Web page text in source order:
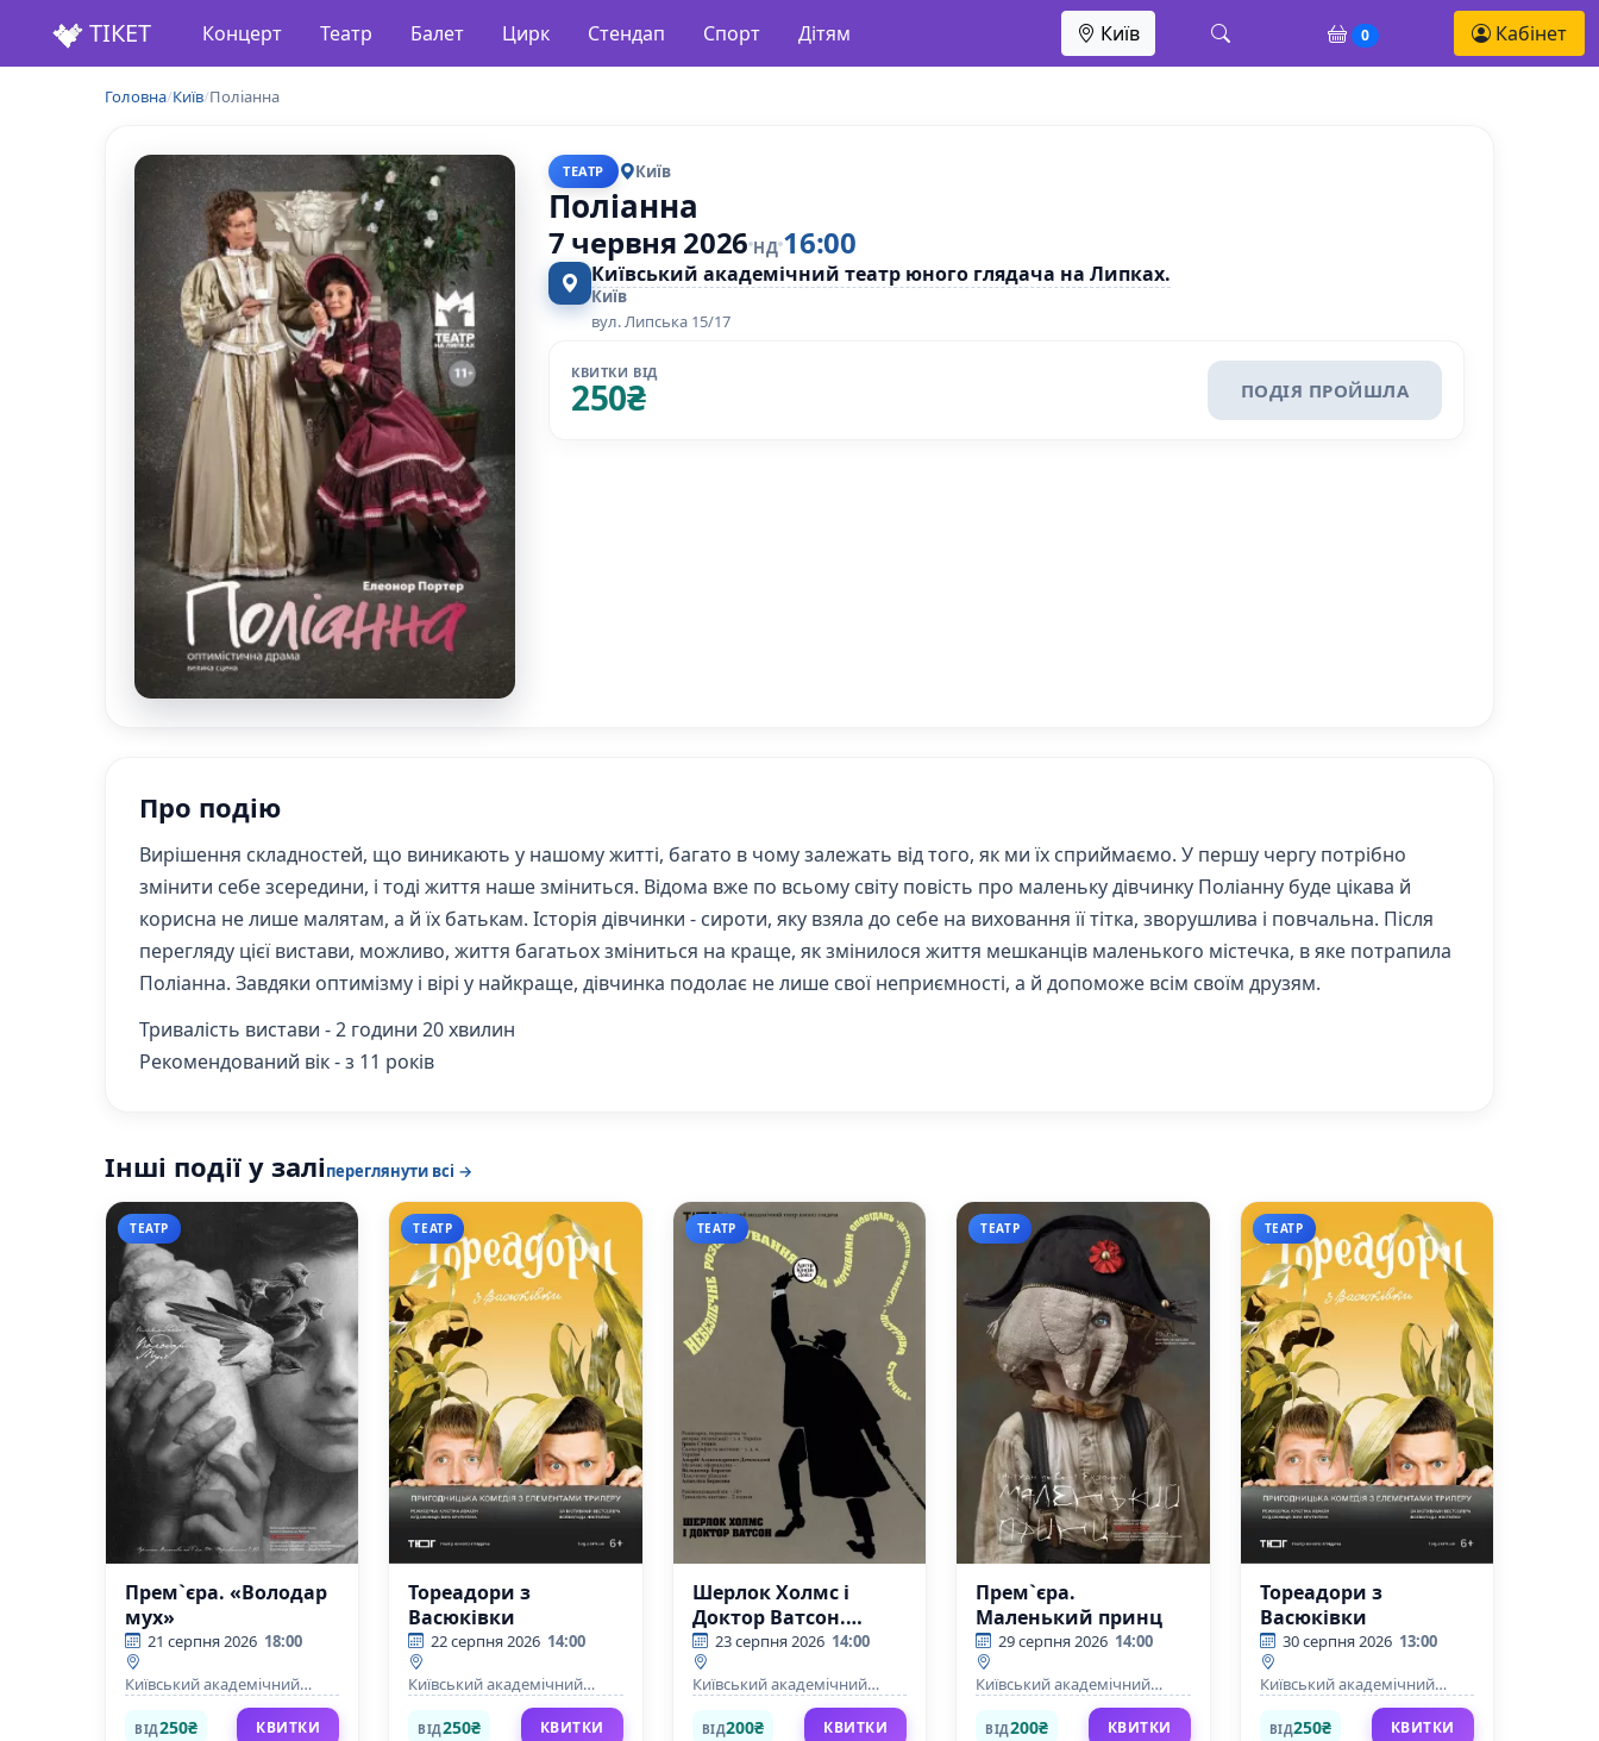
ТІКЕТ Концерт Театр Балет Цирк Стендап Спорт Дітям Київ 0 Кабінет
Головна/Київ/Поліанна
ТЕАТР Київ
Поліанна
7 червня 2026 НД 16:00
Київський академічний театр юного глядача на Липках.
Київ
вул. Липська 15/17
КВИТКИ ВІД
250₴ ПОДІЯ ПРОЙШЛА
Про подію
Вирішення складностей, що виникають у нашому житті, багато в чому залежать від того, як ми їх сприймаємо. У першу чергу потрібно
змінити себе зсередини, і тоді життя наше зміниться. Відома вже по всьому світу повість про маленьку дівчинку Поліанну буде цікава й
корисна не лише малятам, а й їх батькам. Історія дівчинки - сироти, яку взяла до себе на виховання її тітка, зворушлива і повчальна. Після
перегляду цієї вистави, можливо, життя багатьох зміниться на краще, як змінилося життя мешканців маленького містечка, в яке потрапила
Поліанна. Завдяки оптимізму і вірі у найкраще, дівчинка подолає не лише свої неприємності, а й допоможе всім своїм друзям.
Тривалість вистави - 2 години 20 хвилин
Рекомендований вік - з 11 років
Інші події у заліпереглянути всі →
ТЕАТР
Прем`єра. «Володар
мух»
21 серпня 2026 18:00
Київський академічний
театр юного глядача на
Липках.
ВІД250₴ КВИТКИ
ТЕАТР
Тореадори з
Васюківки
22 серпня 2026 14:00
Київський академічний
театр юного глядача на
Липках.
ВІД250₴ КВИТКИ
ТЕАТР
Шерлок Холмс і
Доктор Ватсон.
Небезпечне
розслідування
23 серпня 2026 14:00
Київський академічний
театр юного глядача на
Липках.
ВІД200₴ КВИТКИ
ТЕАТР
Прем`єра.
Маленький принц
29 серпня 2026 14:00
Київський академічний
театр юного глядача на
Липках.
ВІД200₴ КВИТКИ
ТЕАТР
Тореадори з
Васюківки
30 серпня 2026 13:00
Київський академічний
театр юного глядача на
Липках.
ВІД250₴ КВИТКИ